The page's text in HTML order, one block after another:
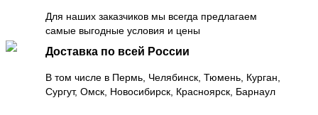
Для наших заказчиков мы всегда предлагаем
самые выгодные условия и цены
Доставка по всей России
В том числе в Пермь, Челябинск, Тюмень, Курган,
Сургут, Омск, Новосибирск, Красноярск, Барнаул